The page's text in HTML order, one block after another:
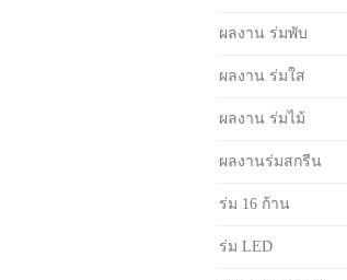
ผลงาน ร่มพับ
ผลงาน ร่มใส
ผลงาน ร่มไม้
ผลงานร่มสกรีน
ร่ม 16 ก้าน
ร่ม LED